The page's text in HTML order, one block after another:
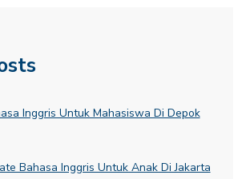
Inggris Untuk Mahasiswa Di Depok
Bahasa Inggris Untuk Anak Di Jakarta